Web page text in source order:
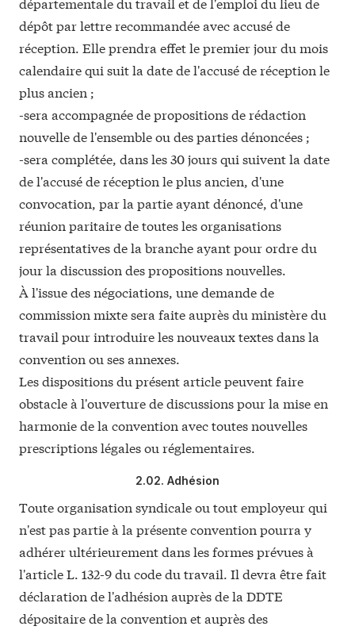
dépôt par lettre recommandée avec accusé de
réception. Elle prendra effet le premier jour du mois
calendaire qui suit la date de l'accusé de réception le
plus ancien ;
-sera accompagnée de propositions de rédaction
nouvelle de l'ensemble ou des parties dénoncées ;
-sera complétée, dans les 30 jours qui suivent la date
de l'accusé de réception le plus ancien, d'une
convocation, par la partie ayant dénoncé, d'une
réunion paritaire de toutes les organisations
représentatives de la branche ayant pour ordre du
jour la discussion des propositions nouvelles.
À l'issue des négociations, une demande de
commission mixte sera faite auprès du ministère du
travail pour introduire les nouveaux textes dans la
convention ou ses annexes.
Les dispositions du présent article peuvent faire
obstacle à l'ouverture de discussions pour la mise en
harmonie de la convention avec toutes nouvelles
prescriptions légales ou réglementaires.
2.02. Adhésion
Toute organisation syndicale ou tout employeur qui
n'est pas partie à la présente convention pourra y
adhérer ultérieurement dans les formes prévues à
l'articleL. 132-9du code du travail. Il devra être fait
déclaration de l'adhésion auprès de la DDTE
dépositaire de la convention et auprès des